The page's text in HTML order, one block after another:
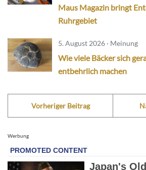
Maus Magazin bringt
Ruhrgebiet
5. August 2026 · Meinung
Wie viele Bäcker sich
entbehrlich machen
Vorheriger Beitrag
Werbung